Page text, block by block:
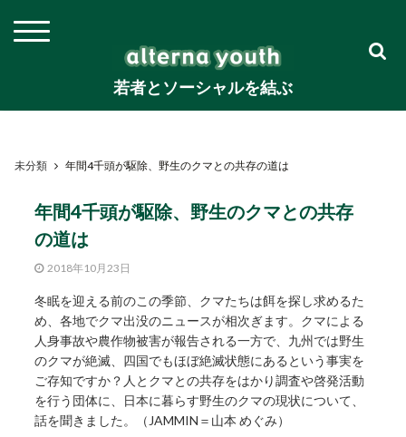
若者とソーシャルを結ぶ
未分類 年間4千頭が駆除、野生のクマとの共存の道は
年間4千頭が駆除、野生のクマとの共存
の道は
2018年10月23日
冬眠を迎える前のこの季節、クマたちは餌を探し求めるた
め、各地でクマ出没のニュースが相次ぎます。クマによる
人身事故や農作物被害が報告される一方で、九州では野生
のクマが絶滅、四国でもほぼ絶滅状態にあるという事実を
ご存知ですか？人とクマとの共存をはかり調査や啓発活動
を行う団体に、日本に暮らす野生のクマの現状について、
話を聞きました。（JAMMIN＝山本 めぐみ）